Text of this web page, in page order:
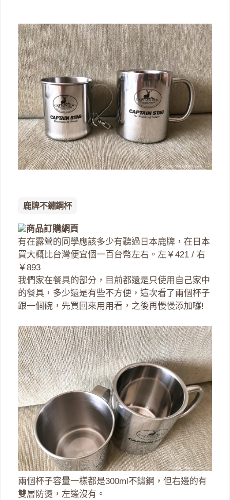
鹿牌不鏽鋼杯
商品訂購網頁
有在露營的同學應該多少有聽過日本鹿牌，在日本
買大概比台灣便宜個一百台幣左右。左￥421 / 右
￥893
我們家在餐具的部分，目前都還是只使用自己家中
的餐具，多少還是有些不方便，這次看了兩個杯子
跟一個碗，先買回來用用看，之後再慢慢添加囉!
兩個杯子容量一樣都是300ml不鏽鋼，但右邊的有
雙層防燙，左邊沒有。